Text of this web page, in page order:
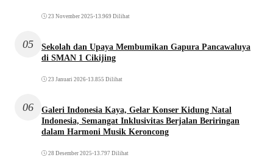
23 November 2025 •13.969 Dilihat
05
Sekolah dan Upaya Membumikan Gapura Pancawaluya
di SMAN 1 Cikijing
23 Januari 2026•13.855 Dilihat
06
Galeri Indonesia Kaya, Gelar Konser Kidung Natal
Indonesia, Semangat Inklusivitas Berjalan Beriringan
dalam Harmoni Musik Keroncong
28 Desember 2025 •13.797 Dilihat